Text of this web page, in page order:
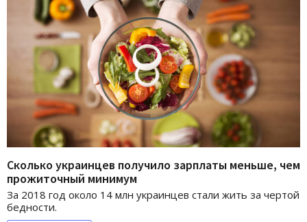
Сколько украинцев получило зарплаты меньше, чем
прожиточный минимум
За 2018 год около 14 млн украинцев стали жить за чертой
бедности.